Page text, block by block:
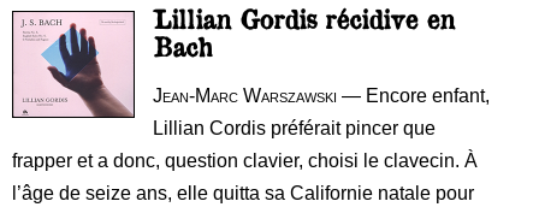
Lillian Gordis récidive en
Bach
Jean-Marc Warszawski — Encore enfant,
Lillian Cordis préférait pincer que
frapper et a donc, question clavier, choisi le clavecin. À
l’âge de seize ans, elle quitta sa Californie natale pour